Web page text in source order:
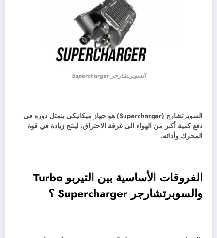
السوبرتشارجر Supercharger
السوبرتشارج (Supercharger) هو جهاز ميكانيكي يتمثل دوره في
دفع كمية أكبر من الهواء الى غرفة الاحتراق، لينتج زيادة في قوة
المحرك وأدائه.
الفروقات الأساسية بين التيربو Turbo
والسوبرتشارجر Supercharger ؟